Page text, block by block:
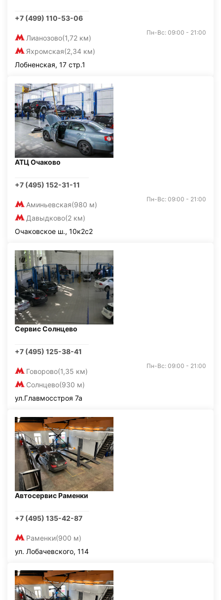
+7 (499) 110-53-06
Лианозово(1,72 км)
Яхромская(2,34 км)
Пн-Вс: 09:00 - 21:00
Лобненская, 17 стр.1
АТЦ Очаково
+7 (495) 152-31-11
Аминьевская(980 м)
Давыдково(2 км)
Пн-Вс: 09:00 - 21:00
Очаковское ш., 10к2с2
Сервис Солнцево
+7 (495) 125-38-41
Говорово(1,35 км)
Солнцево(930 м)
Пн-Вс: 09:00 - 21:00
ул.Главмосстроя 7а
Автосервис Раменки
+7 (495) 135-42-87
Раменки(900 м)
ул. Лобачевского, 114